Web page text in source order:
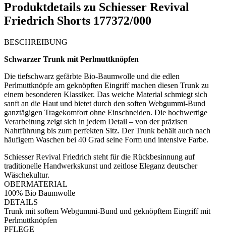
Produktdetails zu Schiesser Revival
Friedrich Shorts 177372/000
BESCHREIBUNG
Schwarzer Trunk mit Perlmuttknöpfen
Die tiefschwarz gefärbte Bio-Baumwolle und die edlen
Perlmuttknöpfe am geknöpften Eingriff machen diesen Trunk zu
einem besonderen Klassiker. Das weiche Material schmiegt sich
sanft an die Haut und bietet durch den soften Webgummi-Bund
ganztägigen Tragekomfort ohne Einschneiden. Die hochwertige
Verarbeitung zeigt sich in jedem Detail – von der präzisen
Nahtführung bis zum perfekten Sitz. Der Trunk behält auch nach
häufigem Waschen bei 40 Grad seine Form und intensive Farbe.
Schiesser Revival Friedrich steht für die Rückbesinnung auf
traditionelle Handwerkskunst und zeitlose Eleganz deutscher
Wäschekultur.
OBERMATERIAL
100% Bio Baumwolle
DETAILS
Trunk mit softem Webgummi-Bund und geknöpftem Eingriff mit
Perlmuttknöpfen
PFLEGE